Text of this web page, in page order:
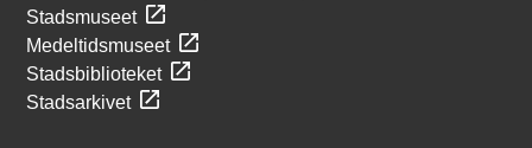
Stadsmuseet
Medeltidsmuseet
Stadsbiblioteket
Stadsarkivet